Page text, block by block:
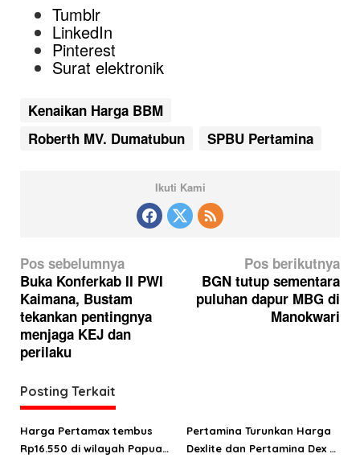
Tumblr
LinkedIn
Pinterest
Surat elektronik
Kenaikan Harga BBM
Roberth MV. Dumatubun
SPBU Pertamina
Ikuti Kami
N
a
v
i
g
s
i
p
Pos sebelumnya
Buka Konferkab II PWI
Kaimana, Bustam
tekankan pentingnya
menjaga KEJ dan
perilaku
Pos berikutnya
BGN tutup sementara
puluhan dapur MBG di
Manokwari
Posting Terkait
Harga Pertamax tembus
Rp16.550 di wilayah Papua
Pertamina Turunkan Harga
Dexlite dan Pertamina Dex di